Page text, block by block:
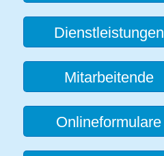
Dienstleistungen
Mitarbeitende
Onlineformulare